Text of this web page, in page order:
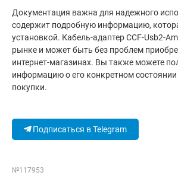
Документация важна для надежного
содержит подробную информацию,
установкой. Кабель-адаптер CCF-Usb2-
рынке и может быть без проблем
интернет-магазинах. Вы также можете
информацию о его конкретном состоянии
покупки.
Подписаться в Telegram
№117953